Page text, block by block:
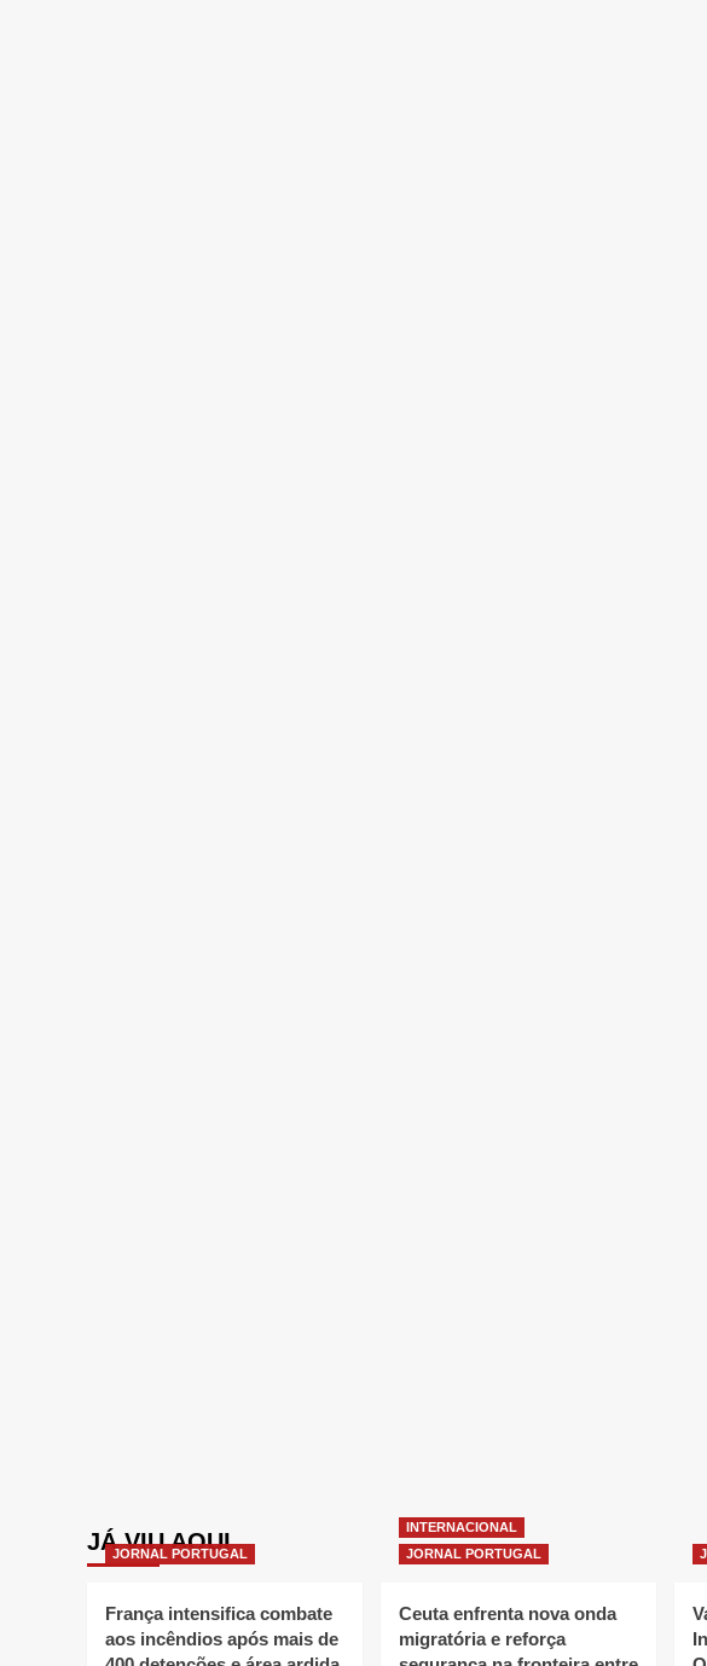
JÁ VIU AQUI
JORNAL PORTUGAL
França intensifica combate
aos incêndios após mais de
INTERNACIONAL
JORNAL PORTUGAL
Ceuta enfrenta nova onda
migratória e reforça